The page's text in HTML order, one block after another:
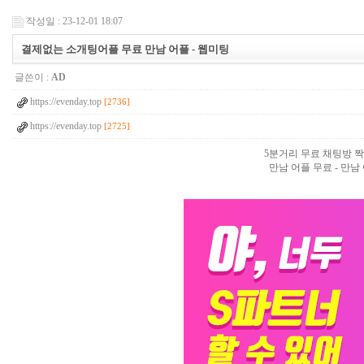
작성일 : 23-12-01 18:07
결제없는 소개팅어플 무료 만남 어플 - 웹­미­팅
글쓴이 : AD
https://evenday.top [2736]
https://evenday.top [2725]
5분거리 무료 채팅방
만남 어플 무료 - 만남